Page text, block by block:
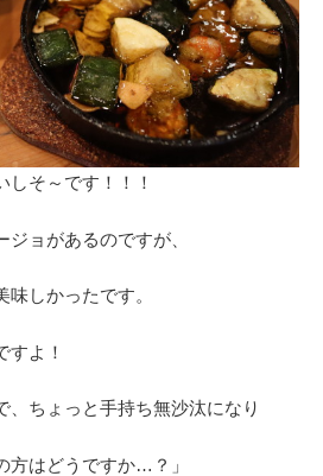
しそ～です！！！
ョがあるのですが、
しかったです。
すよ！
、ちょっと手持ち無沙汰になり
方はどうですか…？」